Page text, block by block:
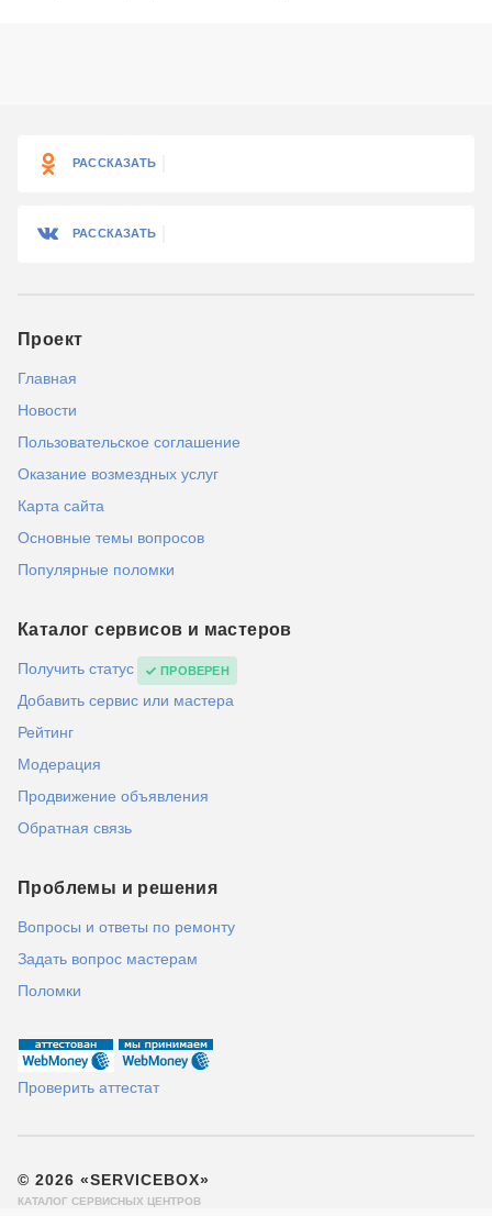
РАССКАЗАТЬ
РАССКАЗАТЬ
Проект
Главная
Новости
Пользовательское соглашение
Оказание возмездных услуг
Карта сайта
Основные темы вопросов
Популярные поломки
Каталог сервисов и мастеров
Получить статус ПРОВЕРЕН
Добавить сервис или мастера
Рейтинг
Модерация
Продвижение объявления
Обратная связь
Проблемы и решения
Вопросы и ответы по ремонту
Задать вопрос мастерам
Поломки
Проверить аттестат
© 2026 «SERVICEBOX»
КАТАЛОГ СЕРВИСНЫХ ЦЕНТРОВ